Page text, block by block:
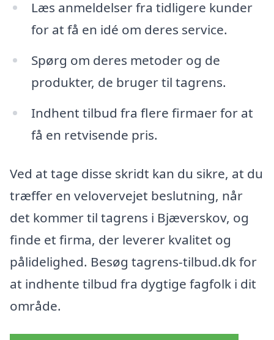
Læs anmeldelser fra tidligere kunder
for at få en idé om deres service.
Spørg om deres metoder og de
produkter, de bruger til tagrens.
Indhent tilbud fra flere firmaer for at
få en retvisende pris.
Ved at tage disse skridt kan du sikre, at du
træffer en velovervejet beslutning, når
det kommer til tagrens i Bjæverskov, og
finde et firma, der leverer kvalitet og
pålidelighed. Besøg tagrens-tilbud.dk for
at indhente tilbud fra dygtige fagfolk i dit
område.